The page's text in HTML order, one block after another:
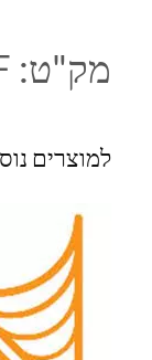
מק"ט:
למוצרים